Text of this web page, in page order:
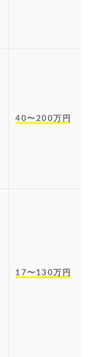
40〜200万円
17〜130万円